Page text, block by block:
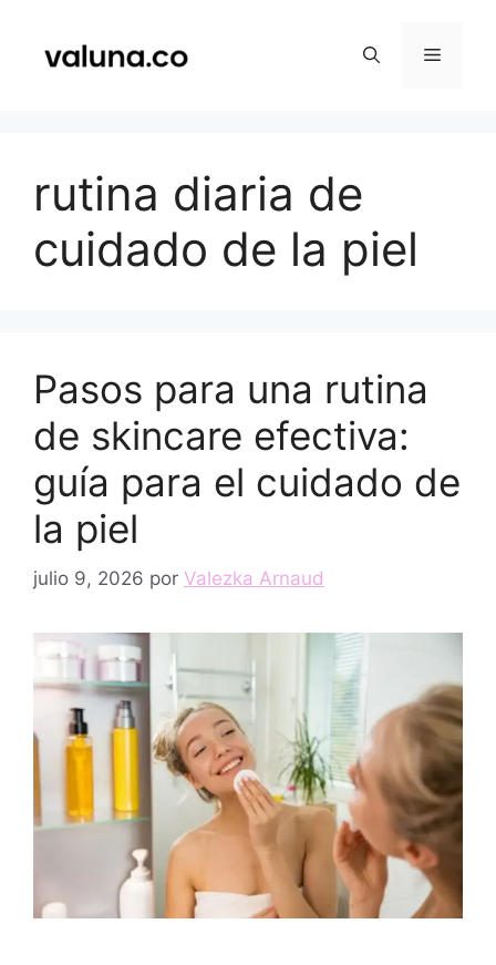
contenido
Menú
rutina diaria de
cuidado de la piel
Pasos para una rutina
de skincare efectiva:
guía para el cuidado de
la piel
julio 9, 2026 por Valezka Arnaud